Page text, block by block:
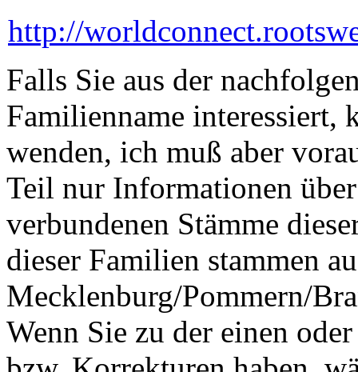
http://
Falls Sie aus der
Familienname interessiert,
wenden, ich muß aber
Teil nur Informationen
verbundenen Stämme
dieser Familien stammen
Mecklenburg/Pommern/
Wenn Sie zu der einen